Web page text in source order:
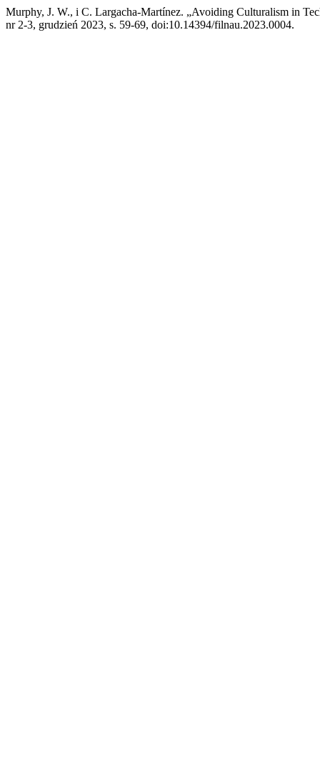
Murphy, J. W., i C. Largacha-Martínez. „Avoiding Culturalism in
nr 2-3, grudzień 2023, s. 59-69, doi:10.14394/filnau.2023.0004.